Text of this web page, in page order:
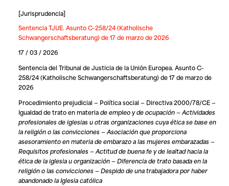
[Jurisprudencia]
Sentencia TJUE. Asunto C-258/24 (Katholische
Schwangerschaftsberatung) de 17 de marzo de 2026
17 / 03 / 2026
Sentencia del Tribunal de Justicia de la Unión Europea. Asunto C-
258/24 (Katholische Schwangerschaftsberatung) de 17 de marzo de
2026
Procedimiento prejudicial — Política social — Directiva 2000/78/CE —
Igualdad de trato en materiade empleo y de ocupación — Actividades
profesionales de iglesias u otras organizaciones cuya ética se base en
la religión o las convicciones — Asociación que proporciona
asesoramiento en materia de embarazo a las mujeres embarazadas —
Requisitos profesionales — Actitud de buena fe y de lealtad hacia la
ética de la iglesia u organización — Diferencia de trato basada en la
religión o las convicciones — Despido de una trabajadora por haber
abandonado la Iglesia católica